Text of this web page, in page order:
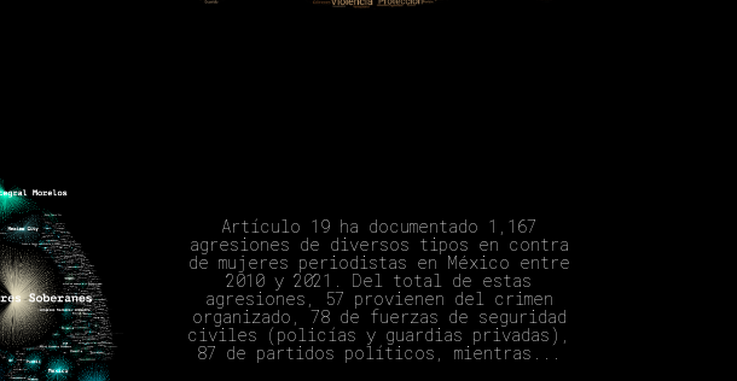
Artículo 19 ha documentado 1,167
agresiones de diversos tipos en contra
de mujeres periodistas en México entre
2010 y 2021. Del total de estas
agresiones, 57 provienen del crimen
organizado, 78 de fuerzas de seguridad
civiles (policías y guardias privadas),
87 de partidos políticos, mientras...